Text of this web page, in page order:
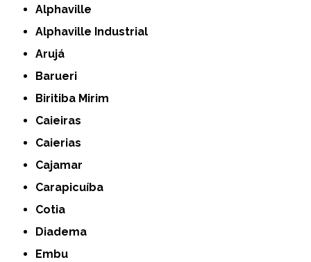
Alphaville
Alphaville Industrial
Arujá
Barueri
Biritiba Mirim
Caieiras
Caierias
Cajamar
Carapicuíba
Cotia
Diadema
Embu